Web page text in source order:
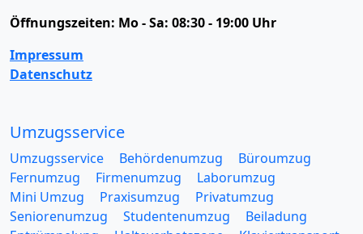
Öffnungszeiten: Mo - Sa: 08:30 - 19:00 Uhr
Impressum
Datenschutz
Umzugsservice
Umzugsservice Behördenumzug
Büroumzug
Fernumzug
Firmenumzug
Laborumzug
Mini Umzug
Praxisumzug
Privatumzug
Seniorenumzug
Studentenumzug
Beiladung